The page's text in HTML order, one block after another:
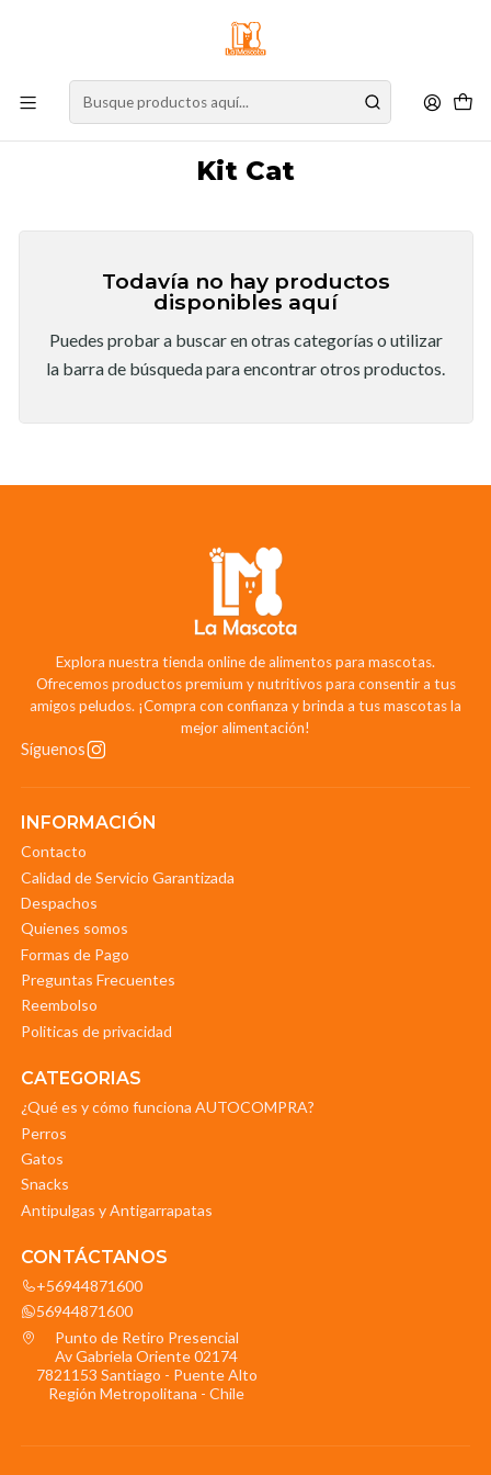
Nuestro stock online es independiente de la tienda física.
Compre por la web para garantizar sus productos y espere nuestra
Inicio Marcas
Kit Cat
Todavía no hay productos
disponibles aquí
Puedes probar a buscar en otras categorías o utilizar
la barra de búsqueda para encontrar otros productos.
Explora nuestra tienda online de alimentos para mascotas.
Ofrecemos productos premium y nutritivos para consentir a tus
amigos peludos. ¡Compra con confianza y brinda a tus mascotas la
mejor alimentación!
Síguenos
INFORMACIÓN
Contacto
Calidad de Servicio Garantizada
Despachos
Quienes somos
Formas de Pago
Preguntas Frecuentes
Reembolso
Politicas de privacidad
CATEGORIAS
¿Qué es y cómo funciona AUTOCOMPRA?
Perros
Gatos
Snacks
Antipulgas y Antigarrapatas
CONTÁCTANOS
+56944871600
56944871600
Punto de Retiro Presencial
Av Gabriela Oriente 02174
7821153 Santiago - Puente Alto
Región Metropolitana - Chile